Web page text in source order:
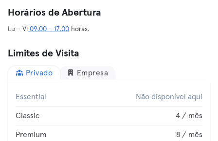
Horários de Abertura
Lu - Vi 09.00 - 17.00 horas.
Limites de Visita
Privado Empresa
Essential Não disponível aqui
Classic 4 / mês
Premium 8 / mês